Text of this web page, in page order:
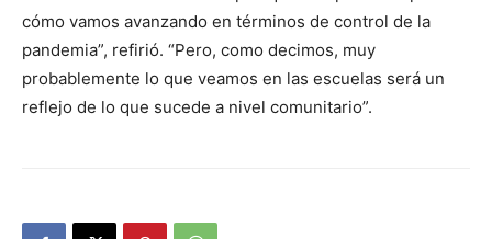
cómo vamos avanzando en términos de control de la
pandemia”, refirió. “Pero, como decimos, muy
probablemente lo que veamos en las escuelas será un
reflejo de lo que sucede a nivel comunitario”.